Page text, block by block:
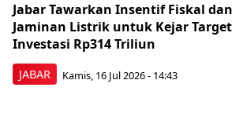
JABAR
Jabar Tawarkan Insentif Fiskal dan
Jaminan Listrik untuk Kejar Target
Investasi Rp314 Triliun
Kamis, 16 Jul 2026 - 14:43